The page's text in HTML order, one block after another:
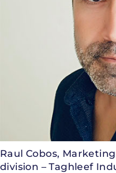
Raul Cobos,
division – Taghleef